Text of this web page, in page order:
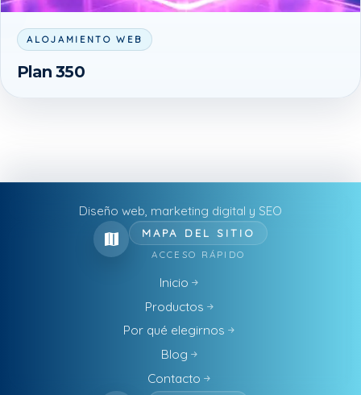
ALOJAMIENTO WEB
Plan 350
Diseño web, marketing digital y SEO
MAPA DEL SITIO
ACCESO RÁPIDO
Inicio
Productos
Por qué elegirnos
Blog
Contacto